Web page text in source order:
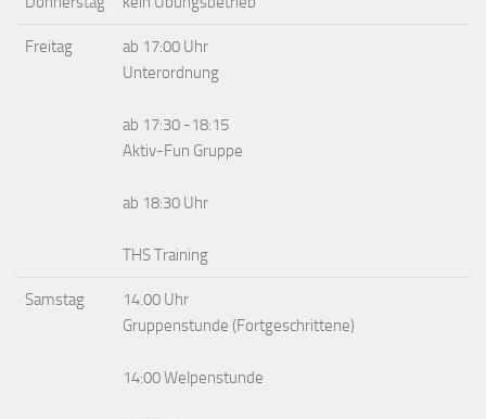
Freitag
ab 17:00 Uhr
Unterordnung
ab 17:30 -18:15
Aktiv-Fun Gruppe
ab 18:30 Uhr
THS Training
Samstag
14.00 Uhr
Gruppenstunde (Fortgeschrittene)
14:00 Welpenstunde